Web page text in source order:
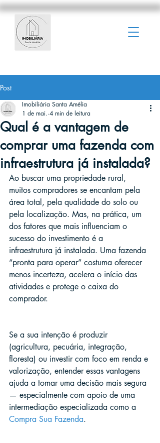
Post
Qual é a vantagem de
comprar uma fazenda com
infraestrutura já instalada?
Imobiliária Santa Amélia
1 de mai. 4 min de leitura
Ao buscar uma propriedade rural,
muitos compradores se encantam pela
área total, pela qualidade do solo ou
pela localização. Mas, na prática, um
dos fatores que mais influenciam o
sucesso do investimento é a
infraestrutura já instalada. Uma fazenda
“pronta para operar” costuma oferecer
menos incerteza, acelera o início das
atividades e protege o caixa do
comprador.
Se a sua intenção é produzir
(agricultura, pecuária, integração,
floresta) ou investir com foco em renda e
valorização, entender essas vantagens
ajuda a tomar uma decisão mais segura
— especialmente com apoio de uma
intermediação especializada como a
Compra Sua Fazenda.